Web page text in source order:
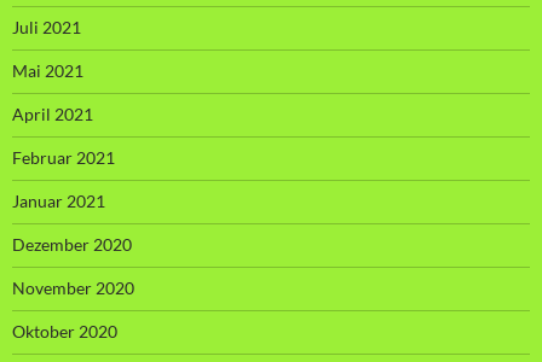
Juli 2021
Mai 2021
April 2021
Februar 2021
Januar 2021
Dezember 2020
November 2020
Oktober 2020